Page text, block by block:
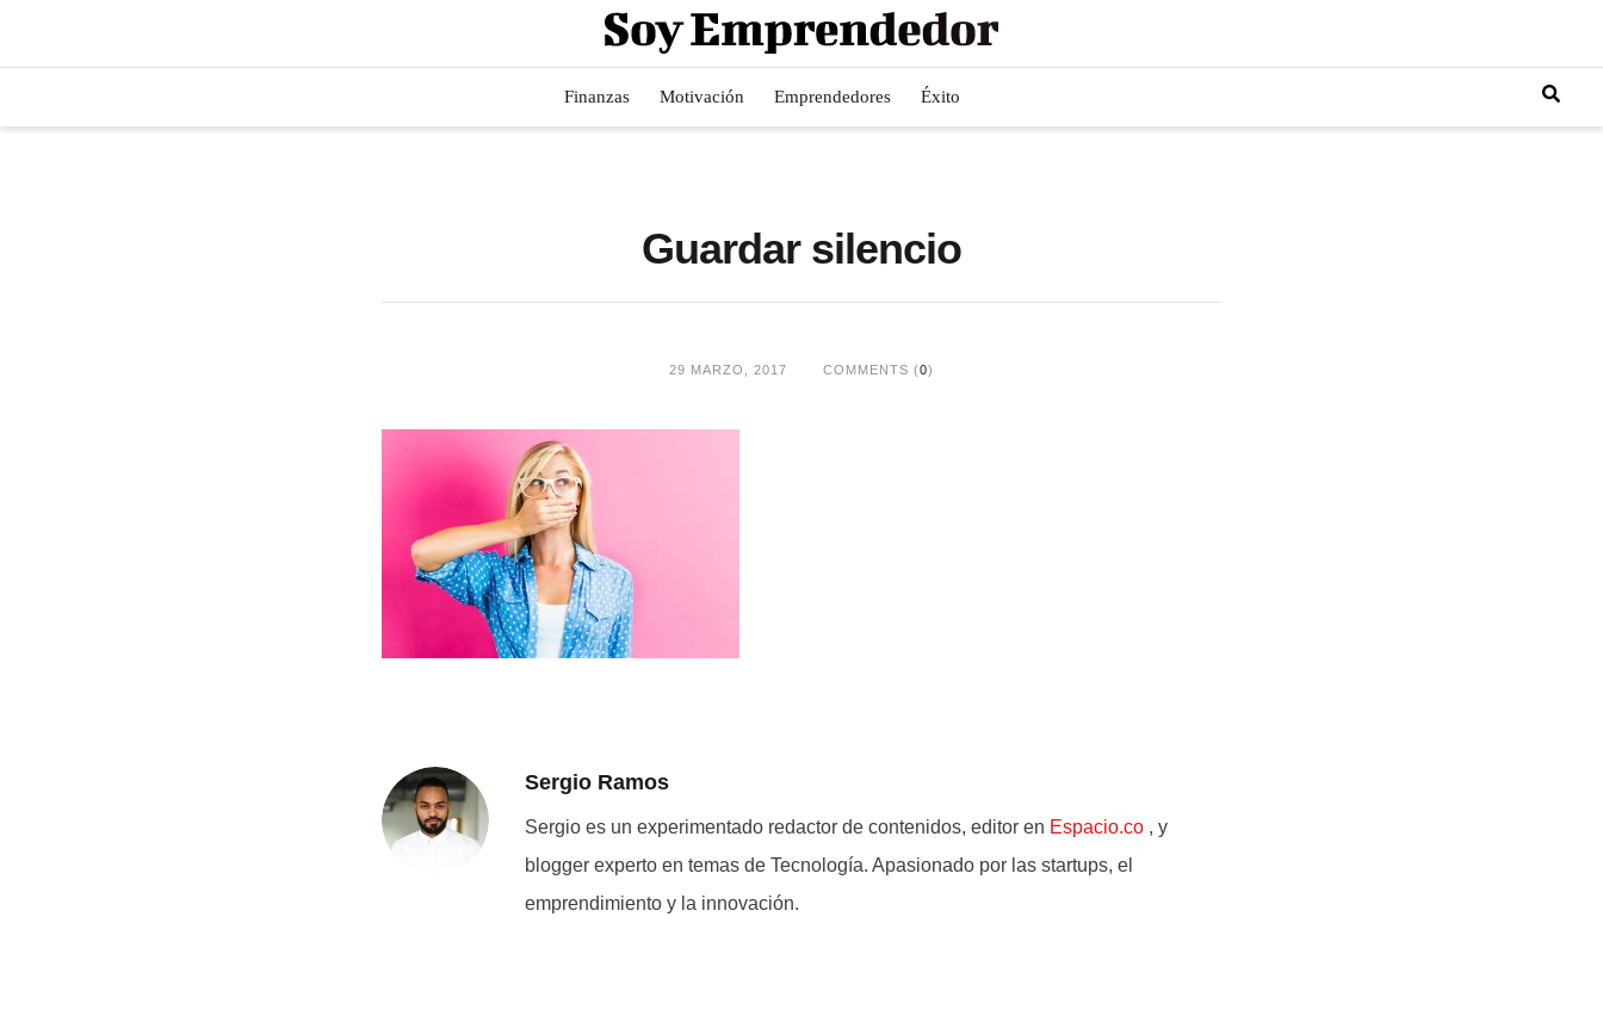
Finanzas Motivación Emprendedores Éxito
Guardar silencio
29 MARZO, 2017 COMMENTS (0)
Sergio Ramos
Sergio es un experimentado redactor de contenidos, editor en Espacio.co , y
blogger experto en temas de Tecnología. Apasionado por las startups, el
emprendimiento y la innovación.